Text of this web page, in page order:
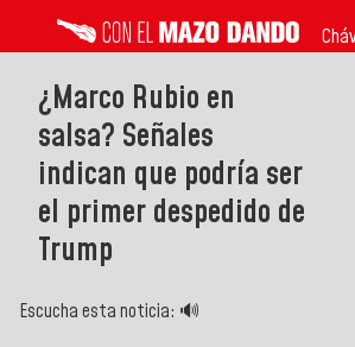
¿Marco Rubio en
salsa? Señales
indican que podría ser
el primer despedido de
Trump
Escucha esta noticia: 🔊